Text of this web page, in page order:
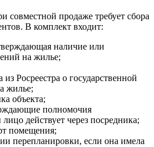
совместной продаже требует сбора
В комплект входит:
наличие или
на жилье;
из Росреестра о государственной
жилье;
объекта;
полномочия
лицо действует через посредника;
помещения;
перепланировки, если она имела